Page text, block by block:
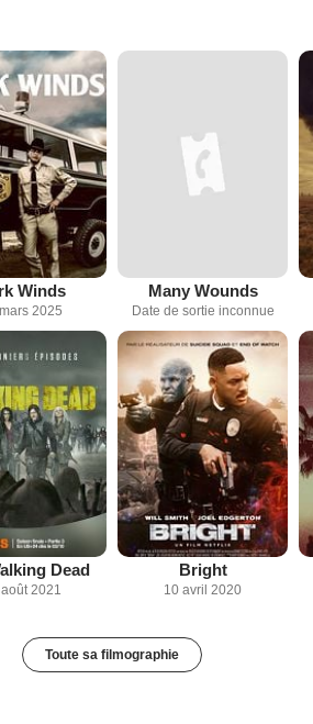
Winds
2025
Many Wounds
Date de sortie inconnue
Dead
2021
Bright
10 avril 2020
Toute sa filmographie